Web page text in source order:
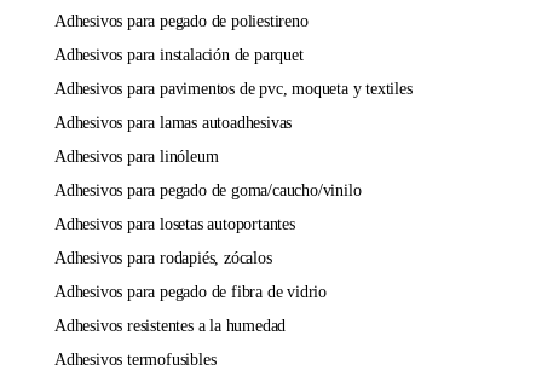
adhesivos para pegado de poliestireno
adhesivos para instalación de parquet
adhesivos para pavimentos de pvc, moqueta y textiles
adhesivos para lamas autoadhesivas
adhesivos para linóleum
adhesivos para pegado de goma/caucho/vinilo
adhesivos para losetas autoportantes
adhesivos para rodapiés, zócalos
adhesivos para pegado de fibra de vidrio
adhesivos resistentes a la humedad
adhesivos termofusibles